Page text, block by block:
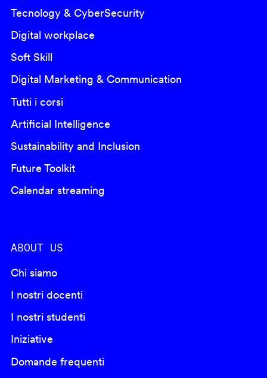
Tecnology & CyberSecurity
Digital workplace
Soft Skill
Digital Marketing & Communication
Tutti i corsi
Artificial Intelligence
Sustainability and Inclusion
Future Toolkit
Calendar streaming
ABOUT US
Chi siamo
I nostri docenti
I nostri studenti
Iniziative
Domande frequenti